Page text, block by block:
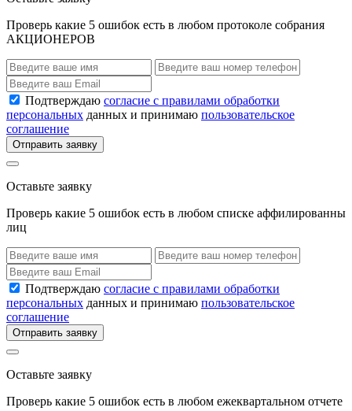
Проверь какие 5 ошибок есть в любом протоколе собрания
АКЦИОНЕРОВ
Подтверждаю согласие с правилами обработки
персональных данных и принимаю пользовательское
соглашение
Отправить заявку
Оставьте заявку
Проверь какие 5 ошибок есть в любом списке аффилированны
лиц
Подтверждаю согласие с правилами обработки
персональных данных и принимаю пользовательское
соглашение
Отправить заявку
Оставьте заявку
Проверь какие 5 ошибок есть в любом ежеквартальном отчете